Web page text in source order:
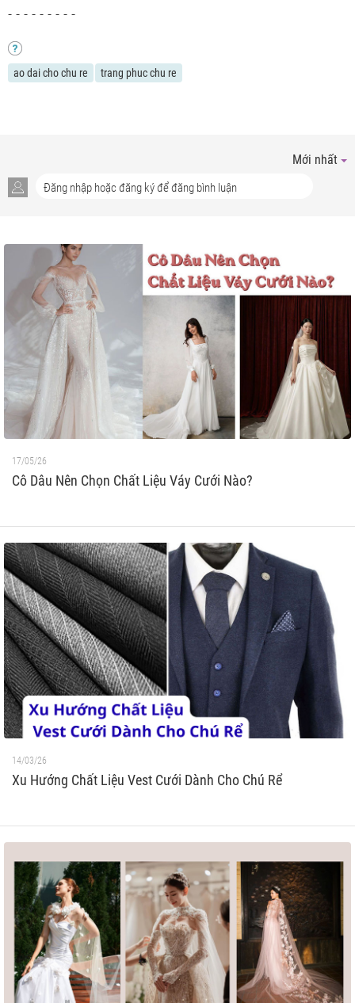
- - - - - - - - -
ao dai cho chu re trang phuc chu re
Mới nhất
17/05/26
Cô Dâu Nên Chọn Chất Liệu Váy Cưới Nào?
14/03/26
Xu Hướng Chất Liệu Vest Cưới Dành Cho Chú Rể